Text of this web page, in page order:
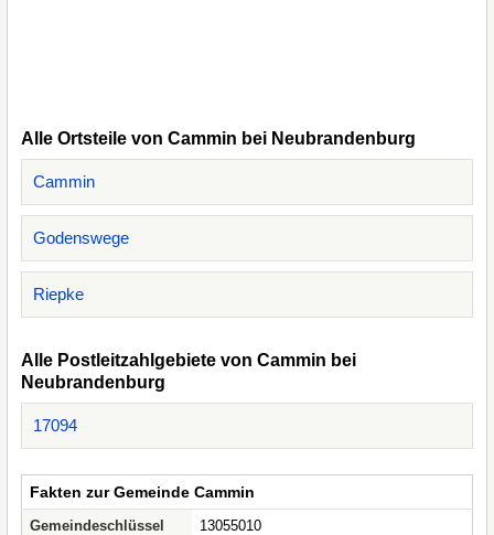
Alle Ortsteile von Cammin bei Neubrandenburg
Cammin
Godenswege
Riepke
Alle Postleitzahlgebiete von Cammin bei
Neubrandenburg
17094
Fakten zur Gemeinde Cammin
Gemeindeschlüssel
13055010